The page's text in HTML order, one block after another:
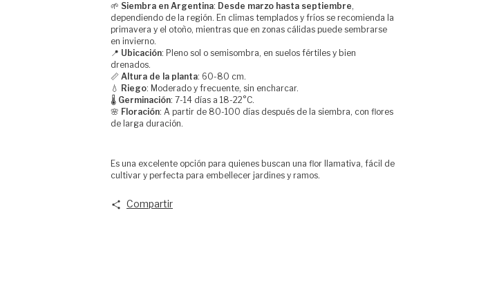
🌱 Siembra en Argentina: Desde marzo hasta septiembre,
dependiendo de la región. En climas templados y fríos se recomienda la
primavera y el otoño, mientras que en zonas cálidas puede sembrarse
en invierno.
📍 Ubicación: Pleno sol o semisombra, en suelos fértiles y bien
drenados.
📏 Altura de la planta: 60-80 cm.
💧 Riego: Moderado y frecuente, sin encharcar.
🌡 Germinación: 7-14 días a 18-22°C.
🌸 Floración: A partir de 80-100 días después de la siembra, con flores
de larga duración.
Es una excelente opción para quienes buscan una flor llamativa, fácil de
cultivar y perfecta para embellecer jardines y ramos.
Compartir